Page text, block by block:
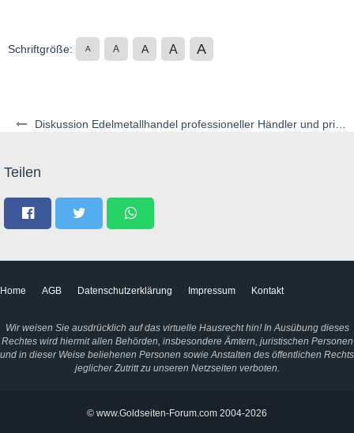
Diskussion Edelmetallhandel professioneller Händler und privater Auktionen
Schriftgröße: A A A A A
Teilen
Home AGB Datenschutzerklärung Impressum Kontakt
Wir weisen Sie ausdrücklich auf das virtuelle Hausrecht hin! In Ausübung dieses
Rechtes wird hiermit allen Behörden, insbesondere Ämtern, juristischen Personen
und in dieser Weise beliehenen Personen sowie Anstalten des öffentlichen Rechts
jeglicher Zutritt zu unseren Netzseiten verboten.
© www.Goldseiten-Forum.com 2004-2026